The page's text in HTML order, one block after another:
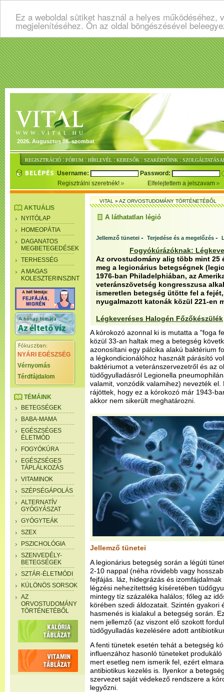
Ez a weboldal sütiket használ a helyes
megjelenítéséhez. Ön az oldal böngészésével
2026. Augusztus 08. szombat
REGISZTRÁCIÓ : FÓRUM : HÍRLEVÉL : KERESŐK : SZAKÉRTŐINK :
Username:
Password:
Regisztrálni szeretnék!
Elfelejtettem a jelszavam
AKTUÁLIS
NYITÓLAP
HOMEOPÁTIA
DAGANATOS
MEGBETEGEDÉSEK
TERHESSÉG
A MAGAS
KOLESZTERINSZINT
NYÁRI EGÉSZSÉG
Vérnyomás
Térdfájdalom
TÉMÁINK
BETEGSÉGEK
BABA-MAMA
EGÉSZSÉGES
ÉLETMÓD
FOGYÓKÚRA
EGÉSZSÉGES
TÁPLÁLKOZÁS
VITAMINOK
SZÉPSÉGÁPOLÁS
ALTERNATÍV
GYÓGYÁSZAT
GYÓGYTEÁK
SZEX
PSZICHOLÓGIA
SZENVEDÉLY-
BETEGSÉGEK
SZTÁR-ÉLETMÓDI
KÜLÖNÖS SORSOK
AZ
ORVOSTUDOMÁNY
TÖRTÉNETÉBŐL
VITAL»AZ ORVOSTUDOMÁNY TÖRTÉNETÉBŐL
A láthatatlan légió
Jellemző tünetei - Terjedése és a megelőzés -
Fogyókúrázóknak:
Az orvostudomány alig több mint 25
meg a legionárius betegségnek
1976-ban Philadelphiában, az
veteránszövetség kongresszusa
ismeretlen betegség ütötte fel a
nyugalmazott katonák közül 221-en
Légkeveréses Halogén Főzőkészülék
A kórokozó azonnal ki is mutatta a "foga
közül 33-an haltak meg a betegség
azonosítani egy pálcika alakú baktérium
a légkondicionálóhoz használt párásító
baktériumot a veteránszervezetről és az
tüdőgyulladásról Legionella
valamit, vonzódik valamihez) nevezték
rájöttek, hogy ez a kórokozó már 1943-
akkor nem sikerült meghatározni.
Jellemző tünetei
A legionárius betegség során a légúti
2-10 nappal (néha rövidebb vagy
fejfájás. láz, hidegrázás és
légzési nehezítettség kíséretében
mintegy tíz százaléka halálos; főleg az
körében szedi áldozatait. Szintén gyakori
hasmenés is kialakul a betegség során.
nem jellemző (az viszont elő szokott
tüdőgyulladás kezelésére adott
A fenti tünetek esetén tehát a betegség
influenzához hasonló tüneteket
mert esetleg nem ismerik fel, ezért
antibiotikus kezelés is. Ilyenkor a
szervezet saját védekező rendszere a
legyőzni.